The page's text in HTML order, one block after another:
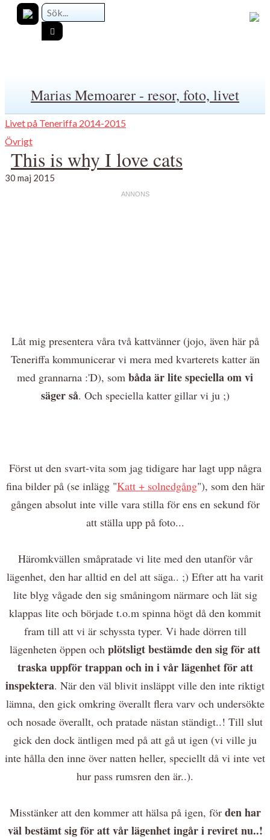
Marias Memoarer - resor, foto, livet
Livet på Teneriffa 2014-2015
Övrigt
This is why I love cats
30 maj 2015
Låt mig presentera våra två kattvänner (jojo, även här på
Teneriffa kommunicerar vi mera med kvarterets katter än
med grannarna :'D), som båda är lite speciella om vi
säger så. Och speciella katter gillar vi ju ;)
Först ut den svart-vita som jag tidigare har lagt upp några
fina bilder på (se inlägg "Katt + solnedgång"), som den här
gången absolut inte ville vara stilla för ens en sekund för
att ställa upp på foto...
Häromkvällen småpratade vi lite med den utanför vår
lägenhet, den har alltid en del att säga.. ;) Efter att ha varit
lite blyg vågade den sig småningom närmare och lät sig
klappas lite och började t.o.m spinna högt då den kommit
fram till att vi är schyssta typer. Vi hade dörren till
lägenheten öppen och plötsligt bestämde den sig för att
traska uppför trappan och in i vår lägenhet för att
inspektera. När den väl blivit insläppt ville den inte riktigt
lämna, den gick omkring överallt flera varv och undersökte
och nosade överallt, och pratade nästan ständigt..! Till slut
gick den dock äntligen med på att gå ut igen (vi ville ju
inte hålla den inne över natten heller, speciellt då vi inte vet
hur pass rumsren den är..).
Misstänker att den kommer att hälsa på igen, för den har
väl bestämt sig för att vår lägenhet ingår i reviret nu..!